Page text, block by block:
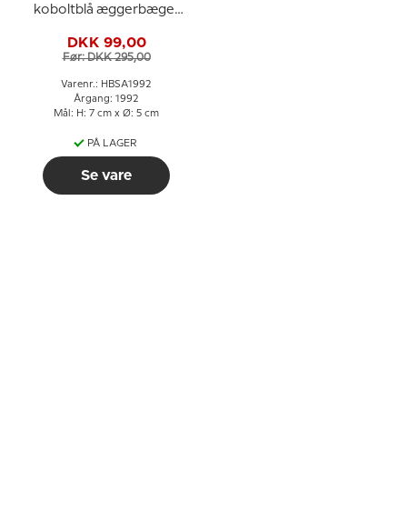
koboltblå æggerbæger
DKK 99,00
Før: DKK 295,00
Varenr.: HBSA1992
Årgang: 1992
Mål: H: 7 cm x Ø: 5 cm
PÅ LAGER
Se vare